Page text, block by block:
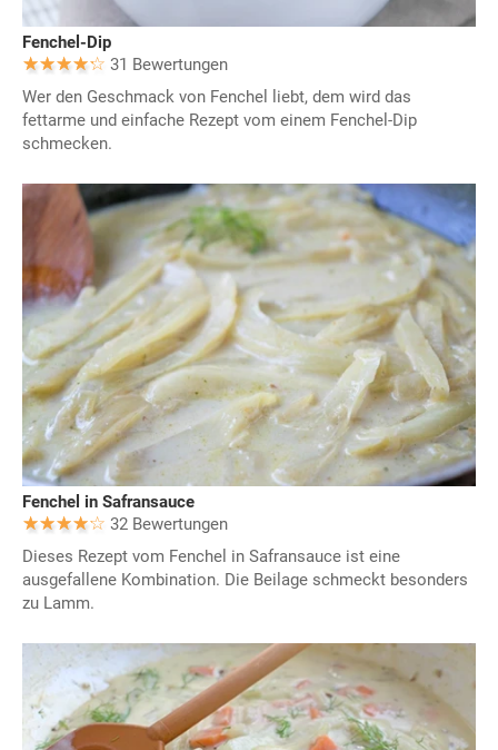
Fenchel-Dip
31 Bewertungen
Wer den Geschmack von Fenchel liebt, dem wird das
fettarme und einfache Rezept vom einem Fenchel-Dip
schmecken.
Fenchel in Safransauce
32 Bewertungen
Dieses Rezept vom Fenchel in Safransauce ist eine
ausgefallene Kombination. Die Beilage schmeckt besonders
zu Lamm.